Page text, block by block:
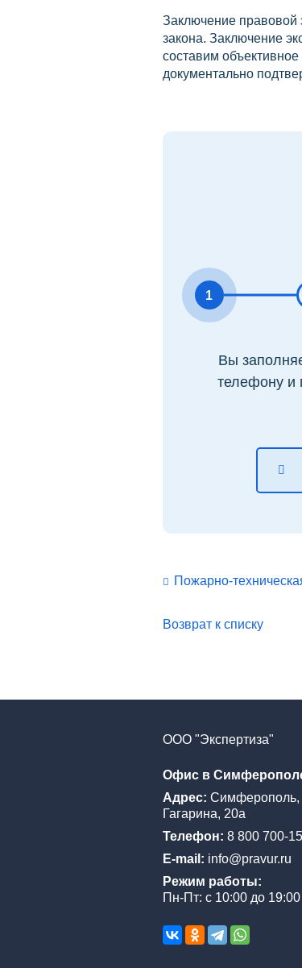
Заключение правовой
закона. Заключение
составим
документально
1
Вы
телефону и
Пожарно-
Возврат к списку
ООО "Экспертиза"
Офис в
Адрес: Симферополь,
Гагарина, 20а
Телефон: 8 800 700-
E-mail: info@pravur.ru
Режим работы:
Пн-Пт: с 10:00 до 19:00